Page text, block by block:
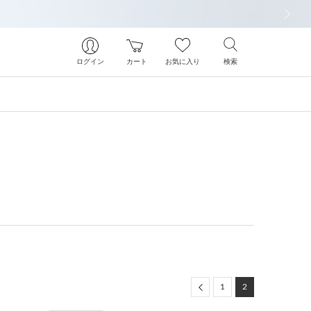
ログイン カート お気に入り 検索
Previous
1 2